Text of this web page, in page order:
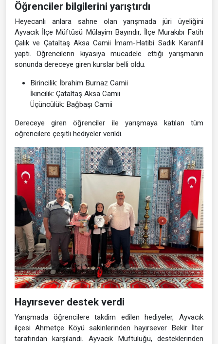
Öğrenciler bilgilerini yarıştırdı
Heyecanlı anlara sahne olan yarışmada jüri üyeliğini
Ayvacık İlçe Müftüsü Mülayim Bayındır, İlçe Murakıbı Fatih
Çalık ve Çataltaş Aksa Camii İmam-Hatibi Sadık Karanfil
yaptı. Öğrencilerin kıyasıya mücadele ettiği yarışmanın
sonunda dereceye giren kurslar belli oldu.
Birincilik: İbrahim Burnaz Camii
İkincilik: Çataltaş Aksa Camii
Üçüncülük: Bağbaşı Camii
Dereceye giren öğrenciler ile yarışmaya katılan tüm
öğrencilere çeşitli hediyeler verildi.
Hayırsever destek verdi
Yarışmada öğrencilere takdim edilen hediyeler, Ayvacık
ilçesi Ahmetçe Köyü sakinlerinden hayırsever Bekir İlter
tarafından karşılandı. Ayvacık Müftülüğü, desteklerinden